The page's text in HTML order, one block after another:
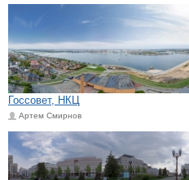
Госсовет, НКЦ
Артем Смирнов